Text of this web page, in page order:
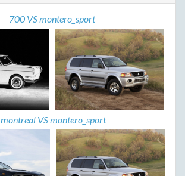
700 VS montero_sport
montreal VS montero_sport